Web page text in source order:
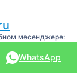
месенджере:
WhatsApp